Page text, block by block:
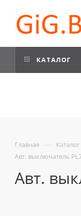
КАТАЛОГ
Главная — Каталог
Авт. выключатель
Авт.